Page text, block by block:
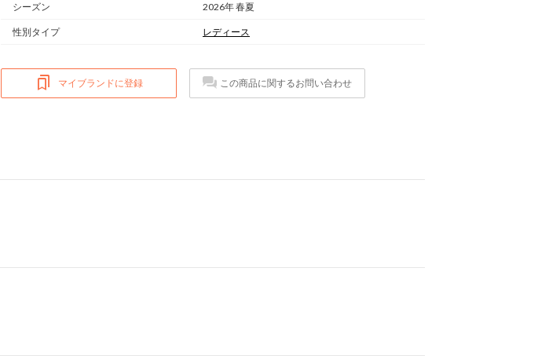
シーズン 2026年 春夏
性別タイプ レディース
マイブランドに登録 この商品に関するお問い合わせ